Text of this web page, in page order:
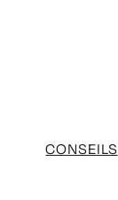
CONSEILS